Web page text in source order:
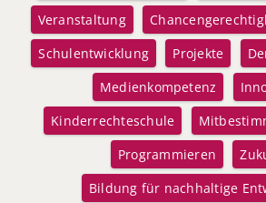
Veranstaltung
Schulentwicklung
Projekte
Medienkompetenz
Kinderrechteschule
Programmieren
Bildung für nachhaltige